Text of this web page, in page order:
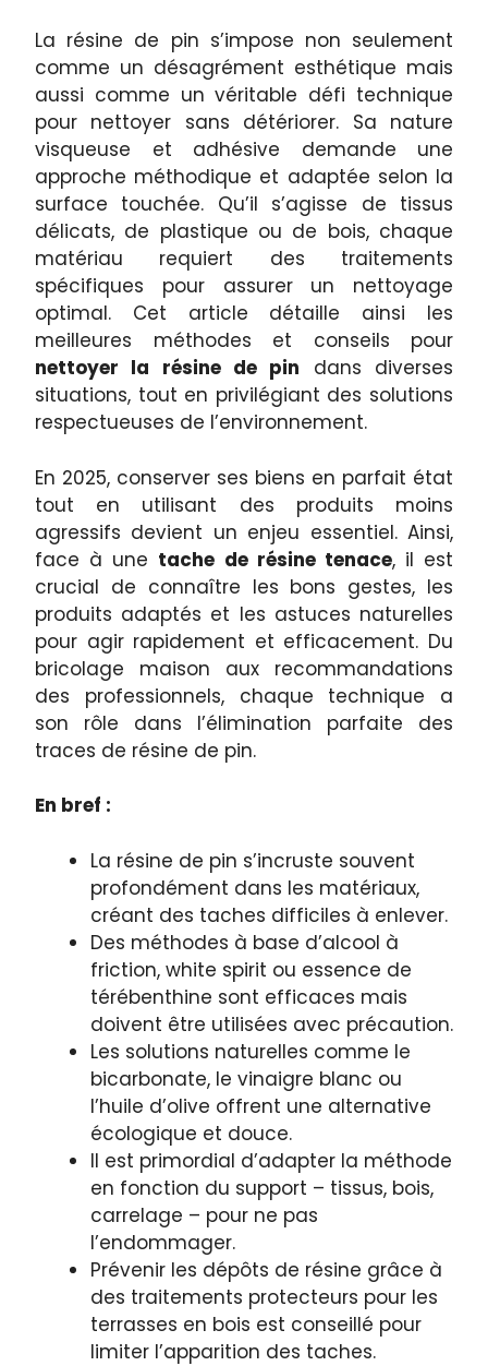
La résine de pin s’impose non seulement
comme un désagrément esthétique mais
aussi comme un véritable défi technique
pour nettoyer sans détériorer. Sa nature
visqueuse et adhésive demande une
approche méthodique et adaptée selon la
surface touchée. Qu’il s’agisse de tissus
délicats, de plastique ou de bois, chaque
matériau requiert des traitements
spécifiques pour assurer un nettoyage
optimal. Cet article détaille ainsi les
meilleures méthodes et conseils pour
nettoyer la résine de pin dans diverses
situations, tout en privilégiant des solutions
respectueuses de l’environnement.
En 2025, conserver ses biens en parfait état
tout en utilisant des produits moins
agressifs devient un enjeu essentiel. Ainsi,
face à une tache de résine tenace, il est
crucial de connaître les bons gestes, les
produits adaptés et les astuces naturelles
pour agir rapidement et efficacement. Du
bricolage maison aux recommandations
des professionnels, chaque technique a
son rôle dans l’élimination parfaite des
traces de résine de pin.
En bref :
La résine de pin s’incruste souvent
profondément dans les matériaux,
créant des taches difficiles à enlever.
Des méthodes à base d’alcool à
friction, white spirit ou essence de
térébenthine sont efficaces mais
doivent être utilisées avec précaution.
Les solutions naturelles comme le
bicarbonate, le vinaigre blanc ou
l’huile d’olive offrent une alternative
écologique et douce.
Il est primordial d’adapter la méthode
en fonction du support – tissus, bois,
carrelage – pour ne pas
l’endommager.
Prévenir les dépôts de résine grâce à
des traitements protecteurs pour les
terrasses en bois est conseillé pour
limiter l’apparition des taches.